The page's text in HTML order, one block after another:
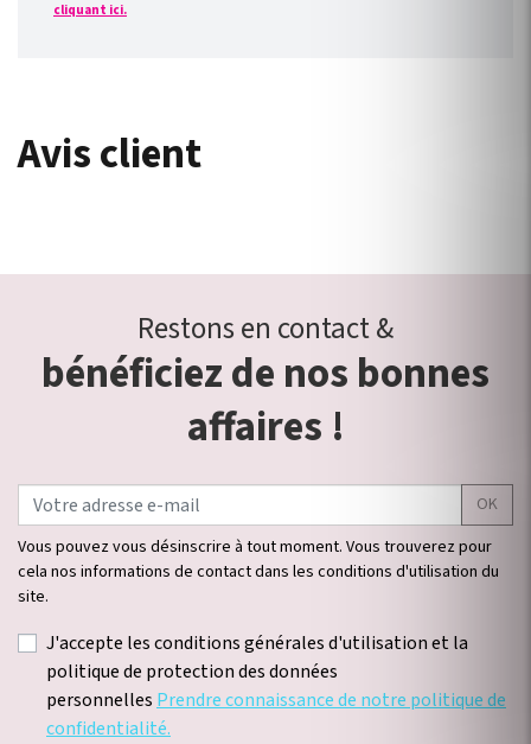
cliquant ici.
Avis client
Restons en contact &
bénéficiez de nos bonnes
affaires !
OK
Vous pouvez vous désinscrire à tout moment. Vous trouverez pour
cela nos informations de contact dans les conditions d'utilisation du
site.
J'accepte les conditions générales d'utilisation et la
politique de protection des données
personnelles Prendre connaissance de notre politique de
confidentialité.